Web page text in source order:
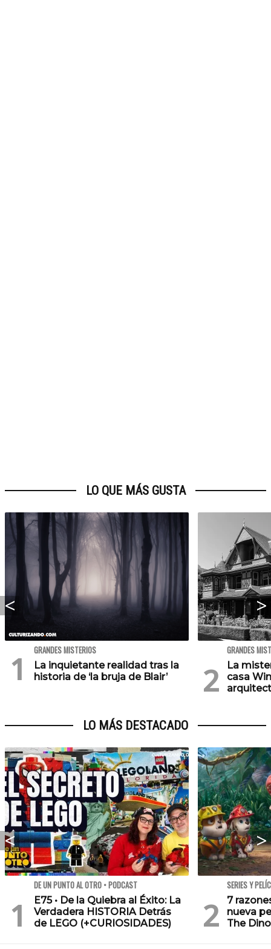
LO QUE MÁS GUSTA
GRANDES MISTERIOS
La inquietante realidad tras la
historia de ‘la bruja de Blair’
GRANDES
La
casa
LO MÁS DESTACADO
DE UN PUNTO AL OTRO • PODCAST
E75 • De la Quiebra al Éxito: La
Verdadera HISTORIA Detrás
de LEGO (+CURIOSIDADES)
SERIES Y
7
nueva
The